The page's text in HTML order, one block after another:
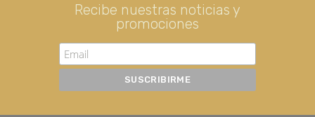
FUNDACIÓN
NOTICIAS
Recibe nuestras noticias y
promociones